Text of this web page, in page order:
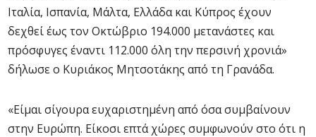
Ιταλία, Ισπανία, Μάλτα, Ελλάδα και Κύπρος έχουν
δεχθεί έως τον Οκτώβριο 194.000 μετανάστες και
πρόσφυγες έναντι 112.000 όλη την περσινή χρονιά»
δήλωσε ο Κυριάκος Μητσοτάκης από τη Γρανάδα.
«Είμαι σίγουρα ευχαριστημένη από όσα συμβαίνουν
στην Ευρώπη. Είκοσι επτά χώρες συμφωνούν στο ότι η